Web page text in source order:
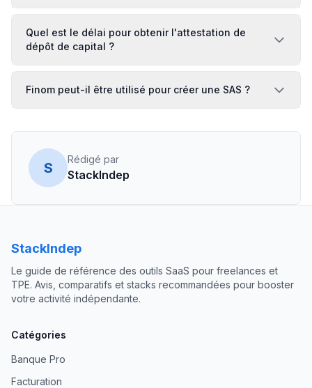
Quel est le délai pour obtenir l'attestation de
dépôt de capital ?
Finom peut-il être utilisé pour créer une SAS ?
S
Rédigé par
StackIndep
StackIndep
Le guide de référence des outils SaaS pour freelances et
TPE. Avis, comparatifs et stacks recommandées pour booster
votre activité indépendante.
Catégories
Banque Pro
Facturation